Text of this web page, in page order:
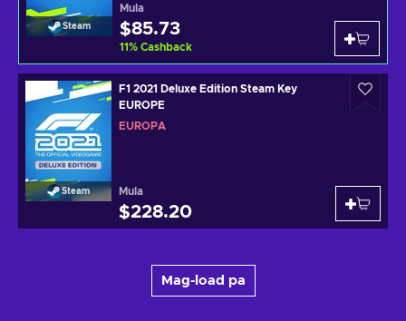
Steam
Mula
$85.73
11% Cashback
Steam
F1 2021 Deluxe Edition Steam Key
EUROPE
EUROPA
Mula
$228.20
Mag-load pa